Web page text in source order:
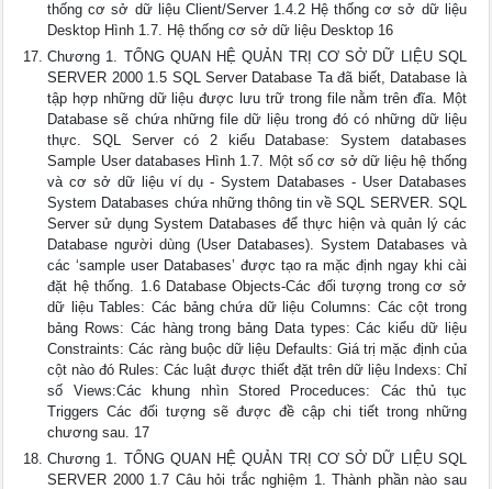
thống cơ sở dữ liệu Client/Server 1.4.2 Hệ thống cơ sở dữ liệu
Desktop Hình 1.7. Hệ thống cơ sở dữ liệu Desktop 16
Chương 1. TỔNG QUAN HỆ QUẢN TRỊ CƠ SỞ DỮ LIỆU SQL
SERVER 2000 1.5 SQL Server Database Ta đã biết, Database là
tập hợp những dữ liệu được lưu trữ trong file nằm trên đĩa. Một
Database sẽ chứa những file dữ liệu trong đó có những dữ liệu
thực. SQL Server có 2 kiểu Database: System databases
Sample User databases Hình 1.7. Một số cơ sở dữ liệu hệ thống
và cơ sở dữ liệu ví dụ - System Databases - User Databases
System Databases chứa những thông tin về SQL SERVER. SQL
Server sử dụng System Databases để thực hiện và quản lý các
Database người dùng (User Databases). System Databases và
các ‘sample user Databases’ được tạo ra mặc định ngay khi cài
đặt hệ thống. 1.6 Database Objects-Các đối tượng trong cơ sở
dữ liệu Tables: Các bảng chứa dữ liệu Columns: Các cột trong
bảng Rows: Các hàng trong bảng Data types: Các kiểu dữ liệu
Constraints: Các ràng buộc dữ liệu Defaults: Giá trị mặc định của
cột nào đó Rules: Các luật được thiết đặt trên dữ liệu Indexs: Chỉ
số Views:Các khung nhìn Stored Proceduces: Các thủ tục
Triggers Các đối tượng sẽ được đề cập chi tiết trong những
chương sau. 17
Chương 1. TỔNG QUAN HỆ QUẢN TRỊ CƠ SỞ DỮ LIỆU SQL
SERVER 2000 1.7 Câu hỏi trắc nghiệm 1. Thành phần nào sau